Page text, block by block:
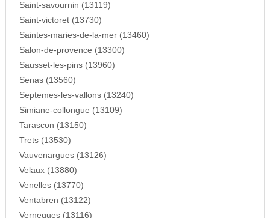
Saint-savournin (13119)
Saint-victoret (13730)
Saintes-maries-de-la-mer (13460)
Salon-de-provence (13300)
Sausset-les-pins (13960)
Senas (13560)
Septemes-les-vallons (13240)
Simiane-collongue (13109)
Tarascon (13150)
Trets (13530)
Vauvenargues (13126)
Velaux (13880)
Venelles (13770)
Ventabren (13122)
Vernegues (13116)